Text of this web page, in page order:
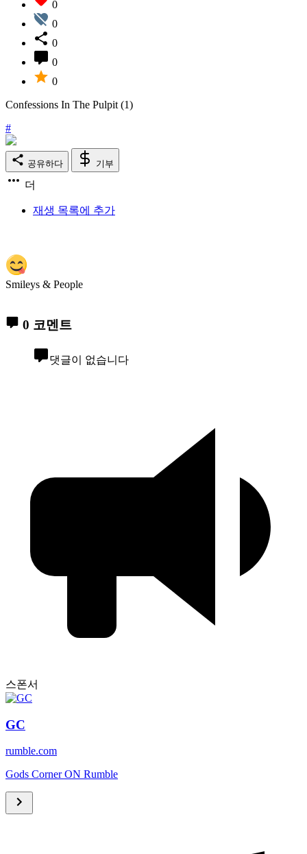
0
0
0
0
0
Confessions In The Pulpit (1)
#
공유하다 기부
더
재생 목록에 추가
Smileys & People
0 코멘트
댓글이 없습니다
스폰서
GC
rumble.com
Gods Corner ON Rumble